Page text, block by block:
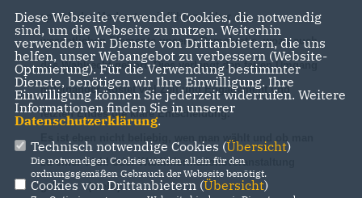
sprach der Moderator einführend über die
wesentlichen Elemente unserer Demokratie, wozu auch
das Wahlrecht gehört. Dies verlangt den fairen Umgang
miteinander, kostet viel Zeit und Engagement und
letzten Endes die klare Entscheidung.
Es ist eben nicht beliebig, wen man wählt und ob man
zu einer Wahl oder Wahlinformationsveranstaltung
geht. (mehr)
Diese Webseite verwendet Cookies, die notwendig
sind, um die Webseite zu nutzen. Weiterhin
verwenden wir Dienste von Drittanbietern, die uns
helfen, unser Webangebot zu verbessern (Website-
Optmierung). Für die Verwendung bestimmter
Dienste, benötigen wir Ihre Einwilligung. Ihre
Einwilligung können Sie jederzeit widerrufen. Weitere
Informationen finden Sie in unserer
Datenschutzerklärung.
Technisch notwendige Cookies (Übersicht)
Die notwendigen Cookies werden allein für den
ordnungsgemäßen Gebrauch der Webseite benötigt.
Cookies von Drittanbietern (Übersicht)